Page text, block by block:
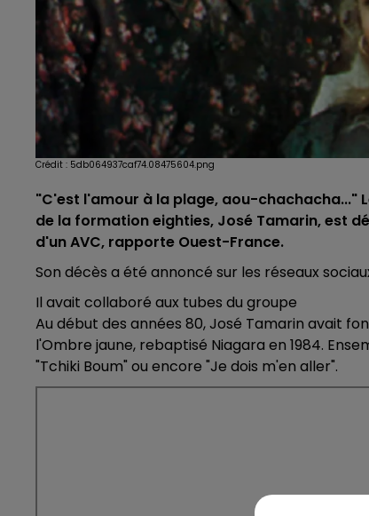
Crédit : 5db064937caf74.08475604.png
"C'est l'amour à la plage, aou-chachacha..."
de la formation eighties, José Tamarin, est
d'un AVC, rapporte Ouest-France.
Son décès a été annoncé sur les réseaux
Il avait collaboré aux tubes du groupe
Au début des années 80, José Tamarin avait
l'Ombre jaune, rebaptisé Niagara en 1984.
"Tchiki Boum" ou encore "Je dois m'en aller".